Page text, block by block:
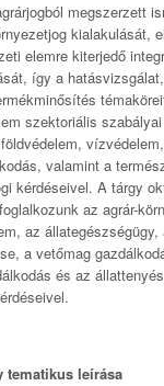
megszerzett
kialakulását,
elemre kiterjedő
így a
szektoriális
valamint a
kérdéseivel. A tárgy
az agrár-
az
a vetőmag
és az
leírása